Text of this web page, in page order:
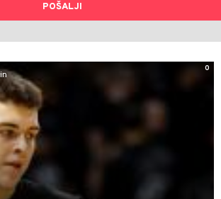
POŠALJI
0